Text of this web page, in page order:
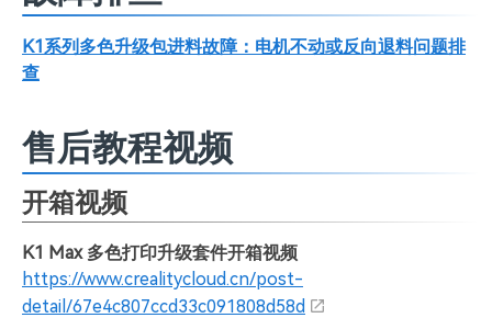
K1系列多色升级包进料故障：电机不动或反向退料问题排
查
售后教程视频
开箱视频
K1 Max 多色打印升级套件开箱视频
https://www.crealitycloud.cn/post-
detail/67e4c807ccd33c091808d58d